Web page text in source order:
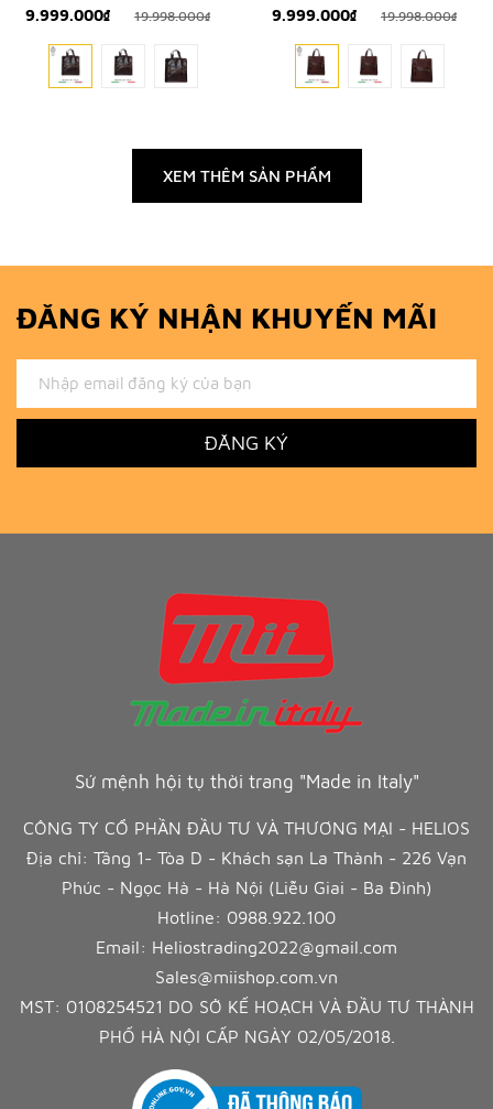
9.999.000₫
19.998.000₫
9.999.000₫
19.998.000₫
XEM THÊM SẢN PHẨM
ĐĂNG KÝ NHẬN KHUYẾN MÃI
ĐĂNG KÝ
Sứ mệnh hội tụ thời trang "Made in Italy"
CÔNG TY CỔ PHẦN ĐẦU TƯ VÀ THƯƠNG MẠI - HELIOS
Địa chỉ: Tầng 1- Tòa D - Khách sạn La Thành - 226 Vạn
Phúc - Ngọc Hà - Hà Nội (Liễu Giai - Ba Đình)
Hotline: 0988.922.100
Email: Heliostrading2022@gmail.com
Sales@miishop.com.vn
MST: 0108254521 DO SỞ KẾ HOẠCH VÀ ĐẦU TƯ THÀNH
PHỐ HÀ NỘI CẤP NGÀY 02/05/2018.